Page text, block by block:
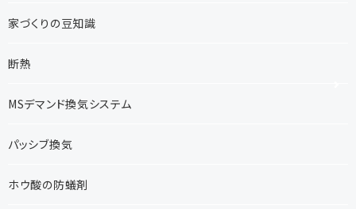
家づくりの豆知識
断熱
MSデマンド換気システム
パッシブ換気
ホウ酸の防蟻剤